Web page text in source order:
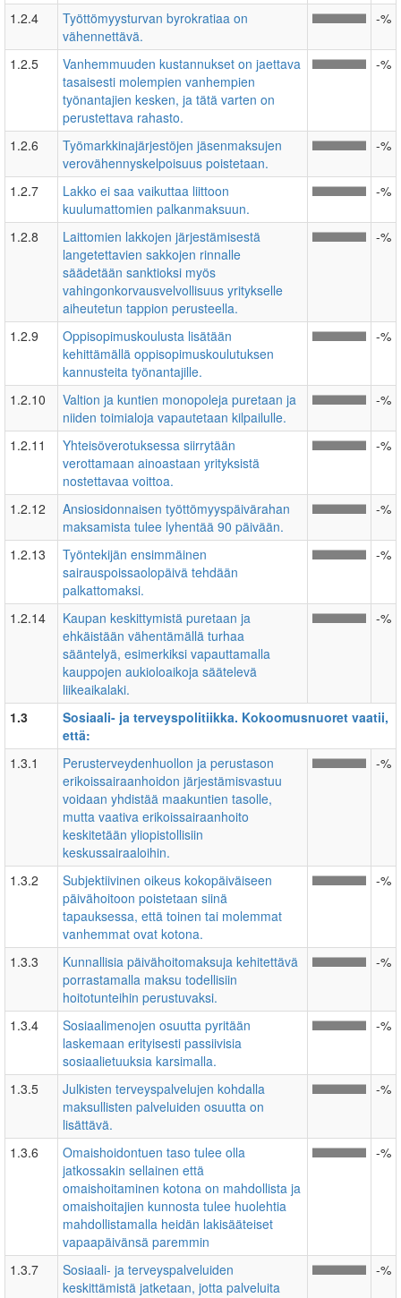
1.2.4
Työttömyysturvan byrokratiaa on
vähennettävä.
-%
1.2.5
Vanhemmuuden kustannukset on jaettava
tasaisesti molempien vanhempien
työnantajien kesken, ja tätä varten on
perustettava rahasto.
-%
1.2.6
Työmarkkinajärjestöjen jäsenmaksujen
verovähennyskelpoisuus poistetaan.
-%
1.2.7
Lakko ei saa vaikuttaa liittoon
kuulumattomien palkanmaksuun.
-%
1.2.8
Laittomien lakkojen järjestämisestä
langetettavien sakkojen rinnalle
säädetään sanktioksi myös
vahingonkorvausvelvollisuus yritykselle
aiheutetun tappion perusteella.
-%
1.2.9
Oppisopimuskoulusta lisätään
kehittämällä oppisopimuskoulutuksen
kannusteita työnantajille.
-%
1.2.10
Valtion ja kuntien monopoleja puretaan ja
niiden toimialoja vapautetaan kilpailulle.
-%
1.2.11
Yhteisöverotuksessa siirrytään
verottamaan ainoastaan yrityksistä
nostettavaa voittoa.
-%
1.2.12
Ansiosidonnaisen työttömyyspäivärahan
maksamista tulee lyhentää 90 päivään.
-%
1.2.13
Työntekijän ensimmäinen
sairauspoissaolopäivä tehdään
palkattomaksi.
-%
1.2.14
Kaupan keskittymistä puretaan ja
ehkäistään vähentämällä turhaa
sääntelyä, esimerkiksi vapauttamalla
kauppojen aukioloaikoja säätelevä
liikeaikalaki.
-%
1.3
Sosiaali- ja terveyspolitiikka. Kokoomusnuoret vaatii,
että:
1.3.1
Perusterveydenhuollon ja perustason
erikoissairaanhoidon järjestämisvastuu
voidaan yhdistää maakuntien tasolle,
mutta vaativa erikoissairaanhoito
keskitetään yliopistollisiin
keskussairaaloihin.
-%
1.3.2
Subjektiivinen oikeus kokopäiväiseen
päivähoitoon poistetaan siinä
tapauksessa, että toinen tai molemmat
vanhemmat ovat kotona.
-%
1.3.3
Kunnallisia päivähoitomaksuja kehitettävä
porrastamalla maksu todellisiin
hoitotunteihin perustuvaksi.
-%
1.3.4
Sosiaalimenojen osuutta pyritään
laskemaan erityisesti passiivisia
sosiaalietuuksia karsimalla.
-%
1.3.5
Julkisten terveyspalvelujen kohdalla
maksullisten palveluiden osuutta on
lisättävä.
-%
1.3.6
Omaishoidontuen taso tulee olla
jatkossakin sellainen että
omaishoitaminen kotona on mahdollista ja
omaishoitajien kunnosta tulee huolehtia
mahdollistamalla heidän lakisääteiset
vapaapäivänsä paremmin
-%
1.3.7
Sosiaali- ja terveyspalveluiden
keskittämistä jatketaan, jotta palveluita
-%